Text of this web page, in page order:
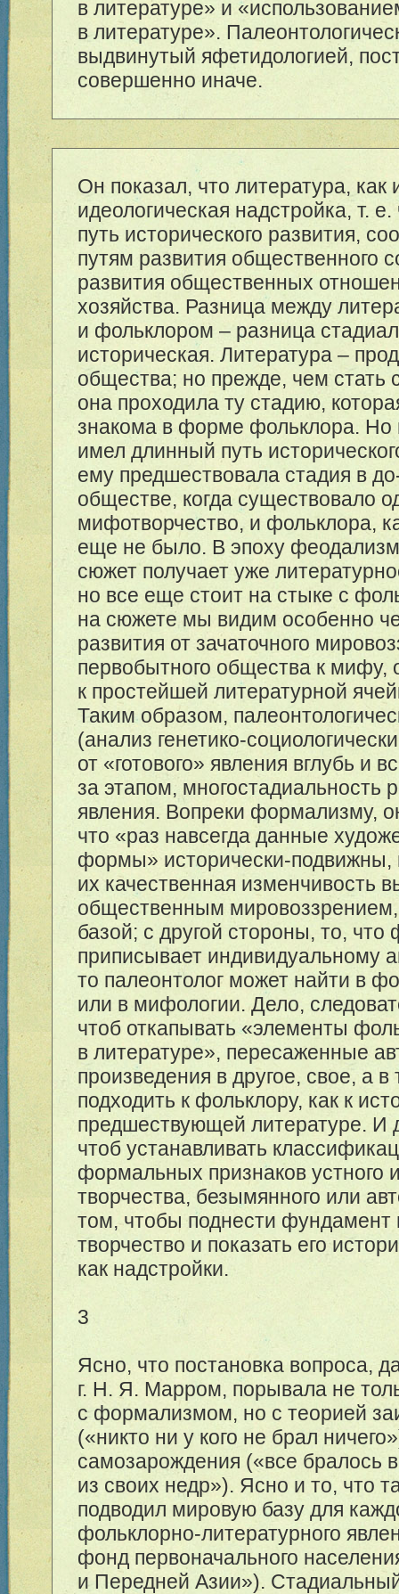
в литературе» и
в литературе».
выдвинутый яфетидологией,
совершенно иначе.
Он показал, что литература, как
идеологическая надстройка, т.
путь исторического развития,
путям развития общественного
развития общественных
хозяйства. Разница между
и фольклором – разница
историческая. Литература –
общества; но прежде, чем стать
она проходила ту стадию,
знакома в форме фольклора. Но
имел длинный путь
ему предшествовала стадия в
обществе, когда существовало
мифотворчество, и фольклора,
еще не было. В эпоху
сюжет получает уже
но все еще стоит на стыке с
на сюжете мы видим особенно
развития от зачаточного
первобытного общества к мифу,
к простейшей литературной
Таким образом,
(анализ генетико-
от «готового» явления вглубь и
за этапом, многостадиальность
явления. Вопреки формализму,
что «раз навсегда данные
формы» исторически-подвижны,
их качественная изменчивость
общественным
базой; с другой стороны, то,
приписывает индивидуальному
то палеонтолог может найти в
или в мифологии. Дело,
чтоб откапывать «элементы
в литературе», пересаженные
произведения в другое, свое, а в
подходить к фольклору, как к
предшествующей литературе. И
чтоб устанавливать
формальных признаков устного
творчества, безымянного или
том, чтобы поднести фундамент
творчество и показать его
как надстройки.
3
Ясно, что постановка вопроса,
г. Н. Я. Марром, порывала не
с формализмом, но с теорией
(«никто ни у кого не брал
самозарождения («все бралось
из своих недр»). Ясно и то, что
подводил мировую базу для
фольклорно-литературного
фонд первоначального
и Передней Азии»).